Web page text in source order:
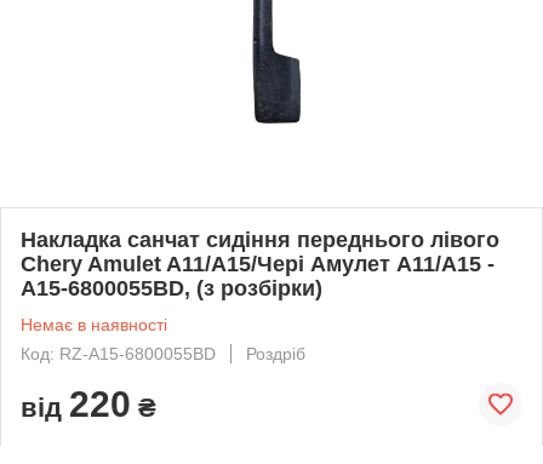
Накладка санчат сидіння переднього лівого
Chery Amulet A11/A15/Чері Амулет А11/А15 -
A15-6800055BD, (з розбірки)
Немає в наявності
Код: RZ-A15-6800055BD
Роздріб
від 220 ₴